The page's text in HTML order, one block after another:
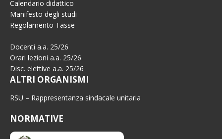
Calendario didattico
Manifesto degli studi
Regolamento Tasse
Docenti a.a. 25/26
Orari lezioni a.a. 25/26
Disc. elettive a.a. 25/26
ALTRI ORGANISMI
RSU – Rappresentanza sindacale unitaria
NORMATIVE